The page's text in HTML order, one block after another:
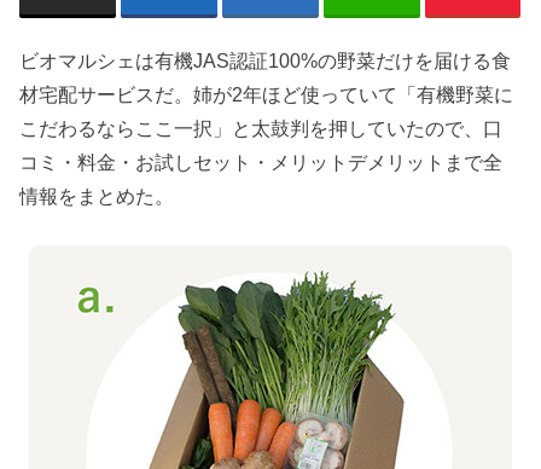
ビオマルシェは有機JAS認証100%の野菜だけを届ける食
材宅配サービスだ。姉が2年ほど使っていて「有機野菜に
こだわるならここ一択」と太鼓判を押していたので、口
コミ・料金・お試しセット・メリットデメリットまで全
情報をまとめた。